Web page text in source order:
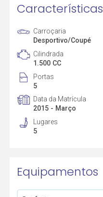
Características
Carroçaria
Desportivo/Coupé
Cilindrada
1.500 CC
Portas
5
Data da Matrícula
2015 - Março
Lugares
5
Equipamentos